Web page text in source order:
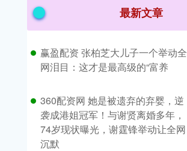
最新文章
赢盈配资 张柏芝大儿子一个举动全
网泪目：这才是最高级的“富养
360配资网 她是被遗弃的弃婴，逆
袭成港姐冠军！与谢贤离婚多年，
74岁现状曝光，谢霆锋举动让全网
沉默